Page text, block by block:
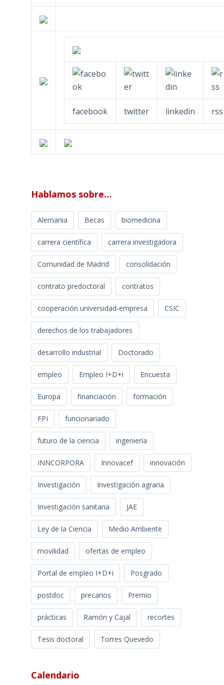
facebook twitter linkedin rss
Hablamos sobre…
Alemania Becas biomedicina
carrera científica carrera investigadora
Comunidad de Madrid consolidación
contrato predoctoral contratos
cooperación universidad-empresa CSIC
derechos de los trabajadores
desarrollo industrial Doctorado
empleo Empleo I+D+i Encuesta
Europa financiación formación
FPI funcionariado
futuro de la ciencia ingeniería
INNCORPORA Innovacef innovación
Investigación Investigación agraria
Investigación sanitaria JAE
Ley de la Ciencia Medio Ambiente
movilidad ofertas de empleo
Portal de empleo I+D+i Posgrado
postdoc precarios Premio
prácticas Ramón y Cajal recortes
Tesis doctoral Torres Quevedo
Calendario